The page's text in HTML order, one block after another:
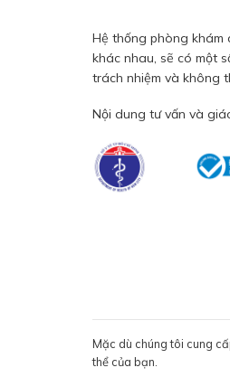
Hệ thống phòng khám
khác nhau, sẽ có một
trách nhiệm và không
Nội dung tư vấn và
Mặc dù chúng tôi cung
thể của bạn.